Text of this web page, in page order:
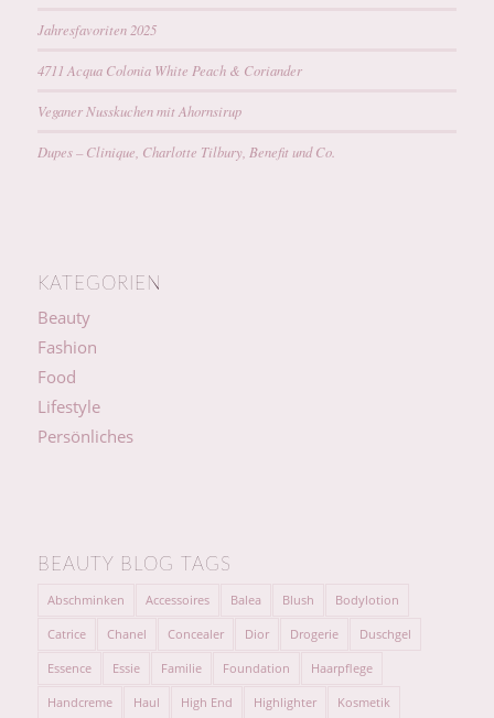
Jahresfavoriten 2025
4711 Acqua Colonia White Peach & Coriander
Veganer Nusskuchen mit Ahornsirup
Dupes – Clinique, Charlotte Tilbury, Benefit und Co.
KATEGORIEN
Beauty
Fashion
Food
Lifestyle
Persönliches
BEAUTY BLOG TAGS
Abschminken Accessoires Balea Blush Bodylotion
Catrice Chanel Concealer Dior Drogerie Duschgel
Essence Essie Familie Foundation Haarpflege
Handcreme Haul High End Highlighter Kosmetik